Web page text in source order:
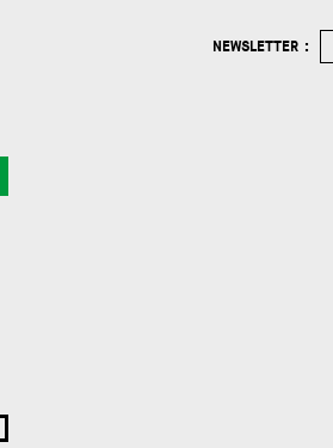
NEWSLETTER :